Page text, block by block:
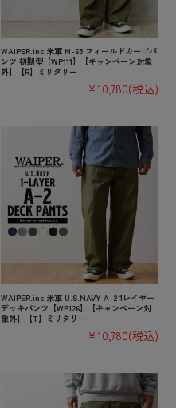
WAIPER.inc 米軍 M-65 フィールドカーゴパ
ンツ 初期型【WP111】【キャンペーン対象
外】【R】ミリタリー
¥10,780(税込)
WAIPER.inc 米軍 U.S.NAVY A-2 1レイヤー
デッキパンツ【WP126】【キャンペーン対
象外】【T】ミリタリー
¥10,780(税込)